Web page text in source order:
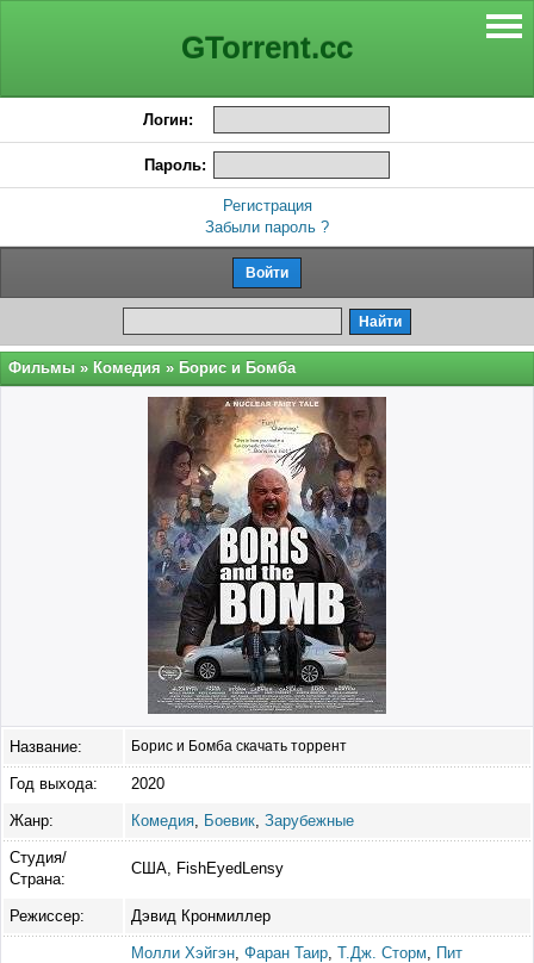
GTorrent.cc
Логин:
Пароль:
Регистрация
Забыли пароль ?
Фильмы » Комедия » Борис и Бомба
Название: Борис и Бомба скачать торрент
Год выхода: 2020
Жанр: Комедия Боевик Зарубежные
Студия/
Страна:
США, FishEyedLensy
Режиссер: Дэвид Кронмиллер
Молли Хэйгэн Фаран Таир Т.Дж. Сторм
Пит